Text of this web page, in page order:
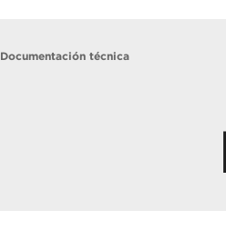
Documentación técnica